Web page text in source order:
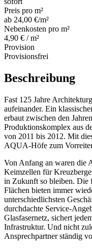
Preis pro m²
ab 24,00 €/m²
Nebenkosten pro m²
4,90 € / m²
Provision
Provisionsfrei
Beschreibung
Fast 125 Jahre
aufeinander. Ein
erbaut zwischen den
Produktionskomplex aus
von 2011 bis 2012. Mit
AQUA-Höfe zum
Von Anfang an waren die
Keimzellen für
in Zukunft so bleiben. Die
Flächen bieten immer
unterschiedlichsten
durchdachte Service-
Glasfasernetz, sichert
Infrastruktur. Und nicht
Ansprechpartner ständig